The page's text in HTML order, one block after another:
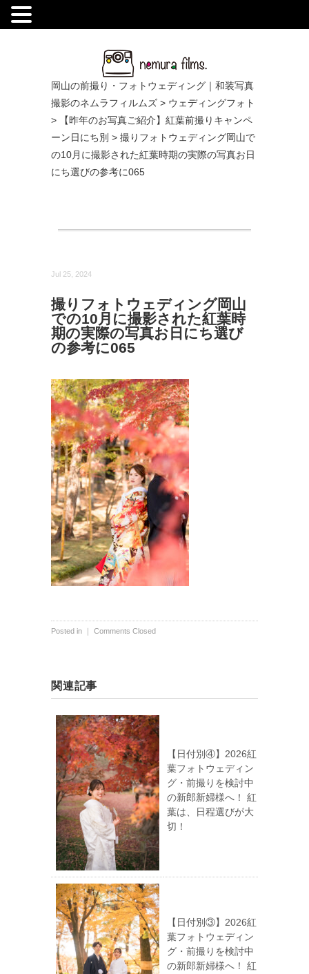
岡山の前撮り・フォトウェディング｜和装写真
撮影のネムラフィルムズ > ウェディングフォト
>
【昨年のお写真ご紹介】紅葉前撮りキャンペ
ーン日にち別 > 撮りフォトウェディング岡山で
の10月に撮影された紅葉時期の実際の写真お日
にち選びの参考に065
Jul 25, 2024
撮りフォトウェディング岡山
での10月に撮影された紅葉時
期の実際の写真お日にち選び
の参考に065
Posted in ｜ Comments Closed
関連記事
【日付別④】2026紅
葉フォトウェディン
グ・前撮りを検討中
の新郎新婦様へ！ 紅
葉は、日程選びが大
切！
【日付別③】2026紅
葉フォトウェディン
グ・前撮りを検討中
の新郎新婦様へ！ 紅